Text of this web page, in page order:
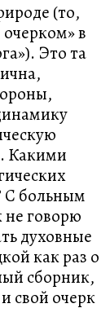
(то,
в
Это та
Какими
С больным
не говорю
духовные
как раз о
сборник,
свой очерк